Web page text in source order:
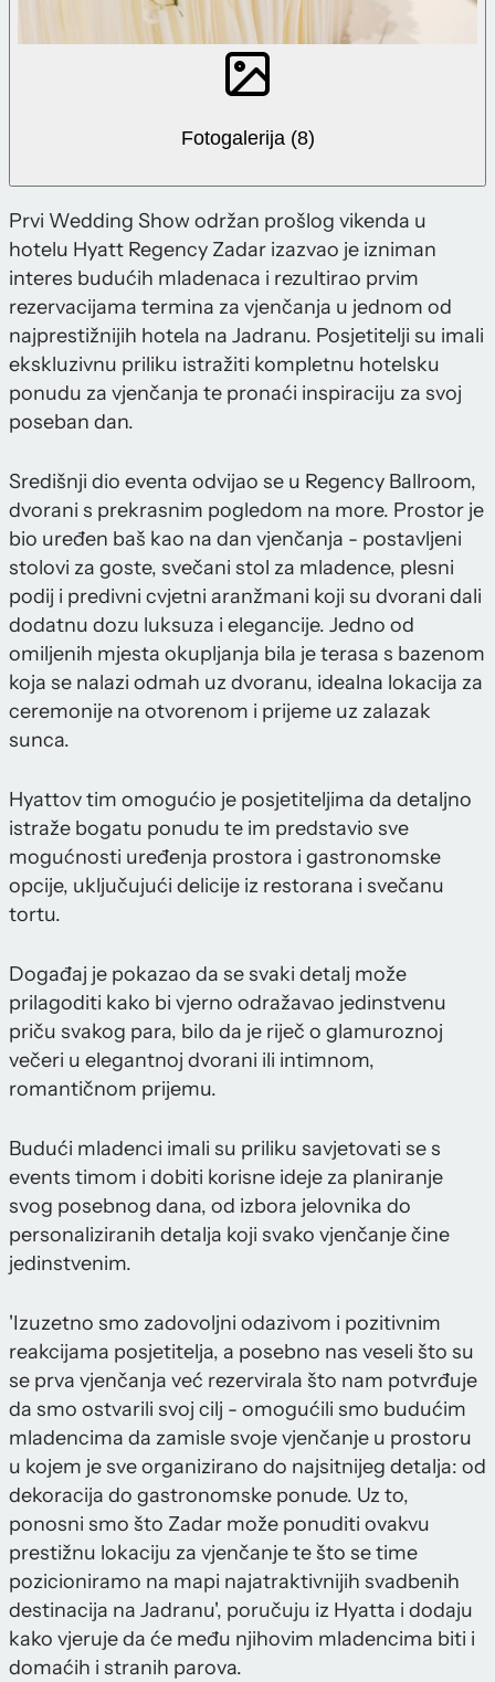
Fotogalerija (8)
Prvi Wedding Show održan prošlog vikenda u
hotelu Hyatt Regency Zadar izazvao je izniman
interes budućih mladenaca i rezultirao prvim
rezervacijama termina za vjenčanja u jednom od
najprestižnijih hotela na Jadranu. Posjetitelji su imali
ekskluzivnu priliku istražiti kompletnu hotelsku
ponudu za vjenčanja te pronaći inspiraciju za svoj
poseban dan.
Središnji dio eventa odvijao se u Regency Ballroom,
dvorani s prekrasnim pogledom na more. Prostor je
bio uređen baš kao na dan vjenčanja - postavljeni
stolovi za goste, svečani stol za mladence, plesni
podij i predivni cvjetni aranžmani koji su dvorani dali
dodatnu dozu luksuza i elegancije. Jedno od
omiljenih mjesta okupljanja bila je terasa s bazenom
koja se nalazi odmah uz dvoranu, idealna lokacija za
ceremonije na otvorenom i prijeme uz zalazak
sunca.
Hyattov tim omogućio je posjetiteljima da detaljno
istraže bogatu ponudu te im predstavio sve
mogućnosti uređenja prostora i gastronomske
opcije, uključujući delicije iz restorana i svečanu
tortu.
Događaj je pokazao da se svaki detalj može
prilagoditi kako bi vjerno odražavao jedinstvenu
priču svakog para, bilo da je riječ o glamuroznoj
večeri u elegantnoj dvorani ili intimnom,
romantičnom prijemu.
Budući mladenci imali su priliku savjetovati se s
events timom i dobiti korisne ideje za planiranje
svog posebnog dana, od izbora jelovnika do
personaliziranih detalja koji svako vjenčanje čine
jedinstvenim.
'Izuzetno smo zadovoljni odazivom i pozitivnim
reakcijama posjetitelja, a posebno nas veseli što su
se prva vjenčanja već rezervirala što nam potvrđuje
da smo ostvarili svoj cilj - omogućili smo budućim
mladencima da zamisle svoje vjenčanje u prostoru
u kojem je sve organizirano do najsitnijeg detalja: od
dekoracija do gastronomske ponude. Uz to,
ponosni smo što Zadar može ponuditi ovakvu
prestižnu lokaciju za vjenčanje te što se time
pozicioniramo na mapi najatraktivnijih svadbenih
destinacija na Jadranu', poručuju iz Hyatta i dodaju
kako vjeruje da će među njihovim mladencima biti i
domaćih i stranih parova.